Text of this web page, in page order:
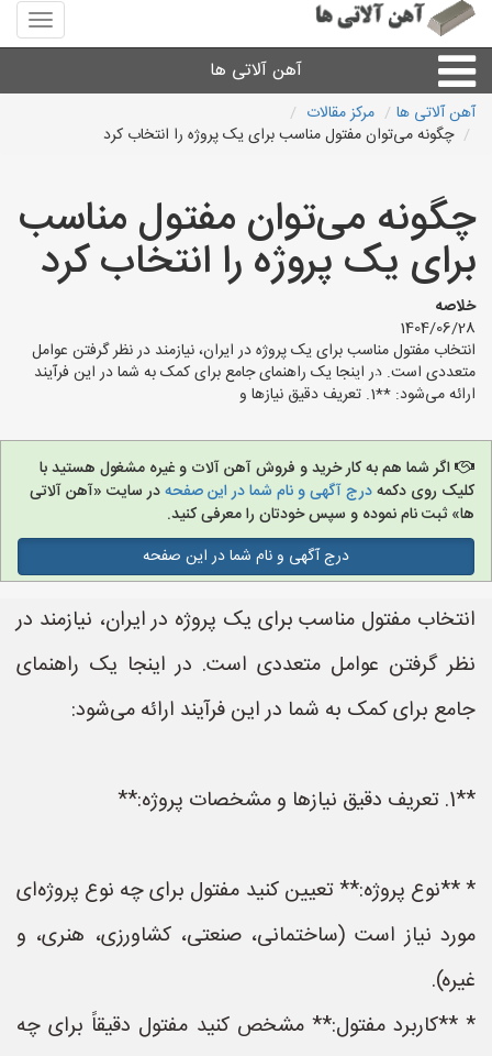
منوی
سایت
آلاتی
آهن آلاتی ها
میلگرد نبشی،مفتول
لوله و اتصالات
سایر آهن آلات
آهن آلاتی های شهرها
آهن آلاتی ها
مرکز مقالات
چگونه می‌توان مفتول مناسب برای یک پروژه را انتخاب کرد
چگونه می‌توان مفتول مناسب
برای یک پروژه را انتخاب کرد
خلاصه
1404/06/28
انتخاب مفتول مناسب برای یک پروژه در ایران، نیازمند در نظر گرفتن عوامل
متعددی است. در اینجا یک راهنمای جامع برای کمک به شما در این فرآیند
ارائه می‌شود: **1. تعریف دقیق نیازها و
اگر شما هم به کار خرید و فروش آهن آلات و غیره مشغول هستید با
کلیک روی دکمهدرج آگهی و نام شما در این صفحهدر سایت «آهن آلاتی
ها» ثبت نام نموده و سپس خودتان را معرفی کنید.
درج آگهی و نام شما در این صفحه
انتخاب مفتول مناسب برای یک پروژه در ایران، نیازمند در
نظر گرفتن عوامل متعددی است. در اینجا یک راهنمای
جامع برای کمک به شما در این فرآیند ارائه می‌شود:
**1. تعریف دقیق نیازها و مشخصات پروژه:**
* **نوع پروژه:** تعیین کنید مفتول برای چه نوع پروژه‌ای
مورد نیاز است (ساختمانی، صنعتی، کشاورزی، هنری، و
غیره).
* **کاربرد مفتول:** مشخص کنید مفتول دقیقاً برای چه